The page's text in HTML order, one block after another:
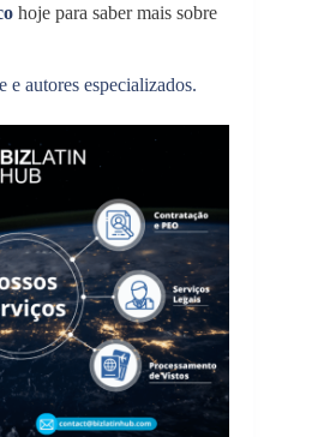
hoje para saber mais sobre
e autores especializados.